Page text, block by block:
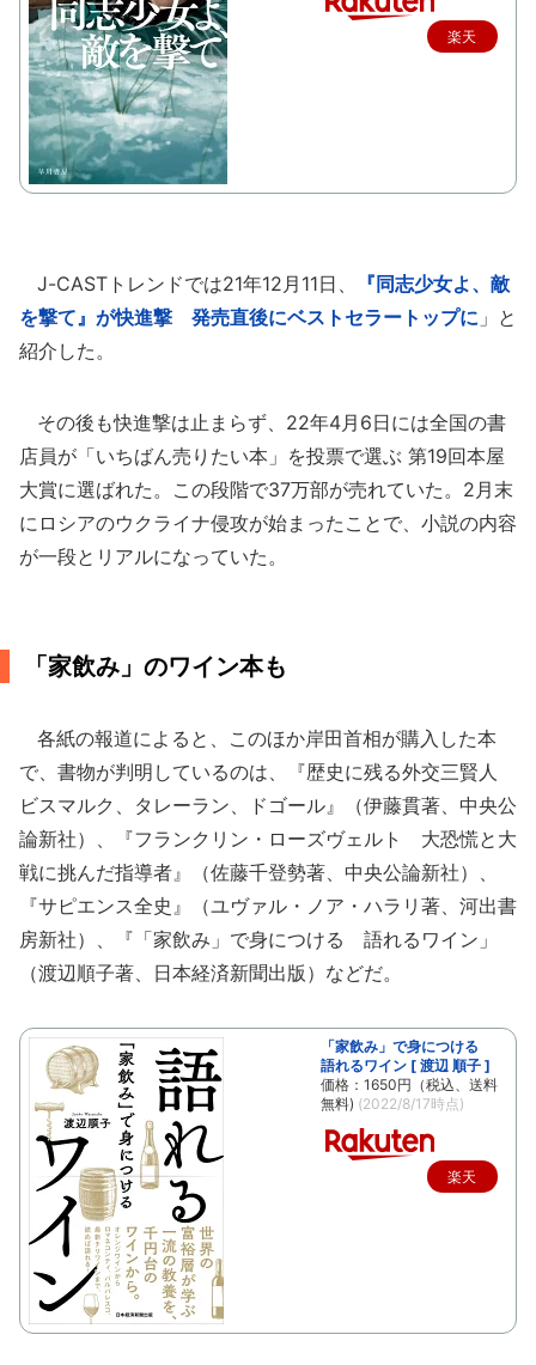
楽天
J-CASTトレンドでは21年12月11日、
『同志少女よ、敵
を撃て』が快進撃 発売直後にベストセラートップに 」と
紹介した。
その後も快進撃は止まらず、22年4月6日には全国の書
店員が「いちばん売りたい本」を投票で選ぶ 第19回本屋
大賞に選ばれた。この段階で37万部が売れていた。2月末
にロシアのウクライナ侵攻が始まったことで、小説の内容
が一段とリアルになっていた。
「家飲み」のワイン本も
各紙の報道によると、このほか岸田首相が購入した本
で、書物が判明しているのは、『歴史に残る外交三賢人
ビスマルク、タレーラン、ドゴール』（伊藤貫著、中央公
論新社）、『フランクリン・ローズヴェルト 大恐慌と大
戦に挑んだ指導者』（佐藤千登勢著、中央公論新社）、
『サピエンス全史』（ユヴァル・ノア・ハラリ著、河出書
房新社）、『「家飲み」で身につける 語れるワイン」
（渡辺順子著、日本経済新聞出版）などだ。
「家飲み」で身につける
語れるワイン [ 渡辺 順子 ]
価格：1650円（税込、送料
無料) (2022/8/17時点)
楽天